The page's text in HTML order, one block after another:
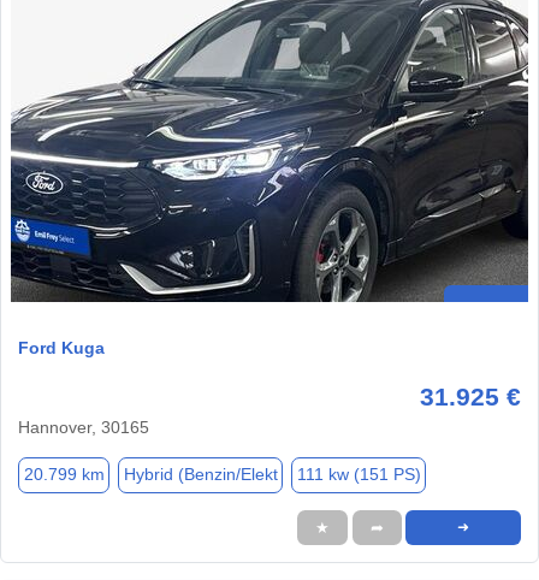
Ford Kuga
31.925 €
Hannover, 30165
20.799 km Hybrid (Benzin/Elekt 111 kw (151 PS)
★ ➦ ➜